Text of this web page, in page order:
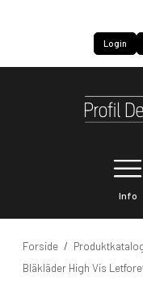
Login
Info
Forside /
Bläkläder High Vis